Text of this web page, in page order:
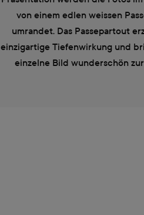
von einem edlen weissen
umrandet. Das Passepartout
einzigartige Tiefenwirkung und
einzelne Bild wunderschön